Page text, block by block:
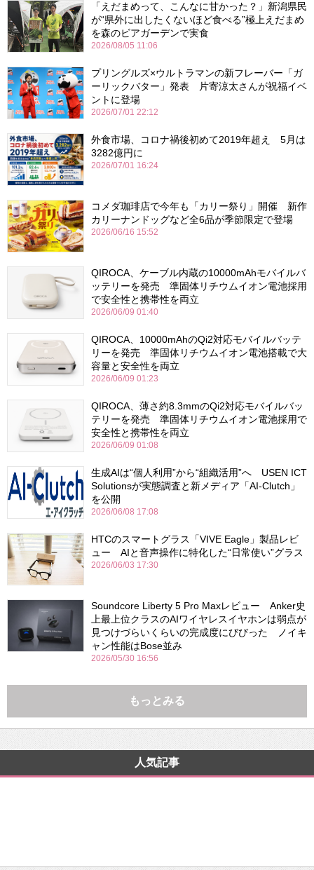
「えだまめって、こんなに甘かった？」新潟県民
が“県外に出したくないほど食べる”極上えだまめ
を森のビアガーデンで実食
2026/08/05 11:06
プリングルズ×ウルトラマンの新フレーバー「ガ
ーリックバター」発表 片寄涼太さんが祝福イベ
ントに登場
2026/07/01 22:12
外食市場、コロナ禍後初めて2019年超え 5月は
3282億円に
2026/07/01 16:24
コメダ珈琲店で今年も「カリー祭り」開催 新作
カリーナンドッグなど全6品が季節限定で登場
2026/06/16 15:52
QIROCA、ケーブル内蔵の10000mAhモバイルバ
ッテリーを発売 準固体リチウムイオン電池採用
で安全性と携帯性を両立
2026/06/09 01:40
QIROCA、10000mAhのQi2対応モバイルバッテ
リーを発売 準固体リチウムイオン電池搭載で大
容量と安全性を両立
2026/06/09 01:23
QIROCA、薄さ約8.3mmのQi2対応モバイルバッ
テリーを発売 準固体リチウムイオン電池採用で
安全性と携帯性を両立
2026/06/09 01:08
生成AIは“個人利用”から“組織活用”へ USEN ICT
Solutionsが実態調査と新メディア「AI-Clutch」
を公開
2026/06/08 17:08
HTCのスマートグラス「VIVE Eagle」製品レビ
ュー AIと音声操作に特化した“日常使い”グラス
2026/06/03 17:30
Soundcore Liberty 5 Pro Maxレビュー Anker史
上最上位クラスのAIワイヤレスイヤホンは弱点が
見つけづらいくらいの完成度にびびった ノイキ
ャン性能はBose並み
2026/05/30 16:56
もっとみる
人気記事